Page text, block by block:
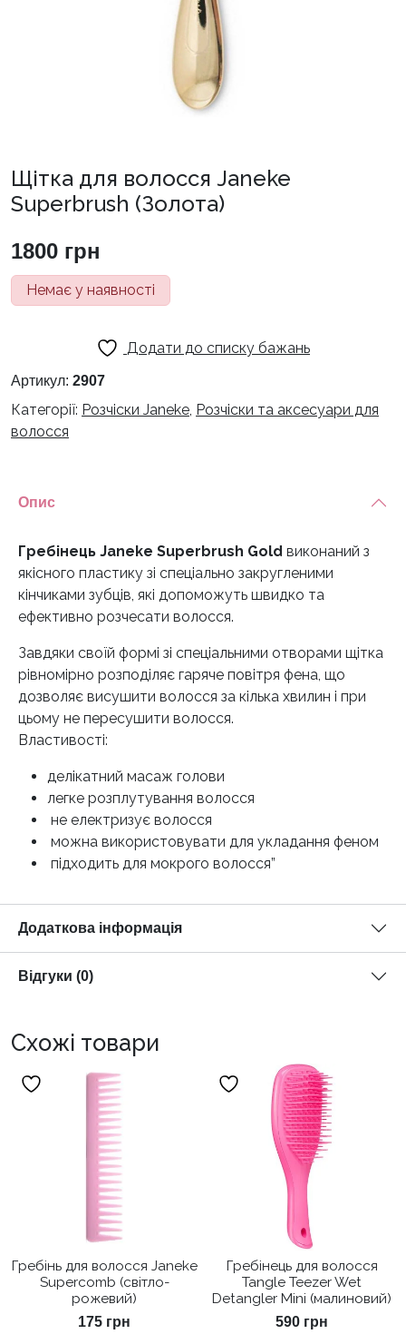
Щітка для волосся Janeke
Superbrush (Золота)
1800 грн
Немає у наявності
Додати до списку бажань
Артикул: 2907
Категорії: Розчіски Janeke, Розчіски та аксесуари для
волосся
Опис
Гребінець Janeke Superbrush Gold виконаний з
якісного пластику зі спеціально закругленими
кінчиками зубців, які допоможуть швидко та
ефективно розчесати волосся.
Завдяки своїй формі зі спеціальними отворами щітка
рівномірно розподіляє гаряче повітря фена, що
дозволяє висушити волосся за кілька хвилин і при
цьому не пересушити волосся.
Властивості:
делікатний масаж голови
легке розплутування волосся
не електризує волосся
можна використовувати для укладання феном
підходить для мокрого волосся”
Додаткова інформація
Відгуки (0)
Схожі товари
Гребінь для волосся Janeke
Supercomb (світло-
рожевий)
175 грн
Гребінець для волосся
Tangle Teezer Wet
Detangler Mini (малиновий)
590 грн